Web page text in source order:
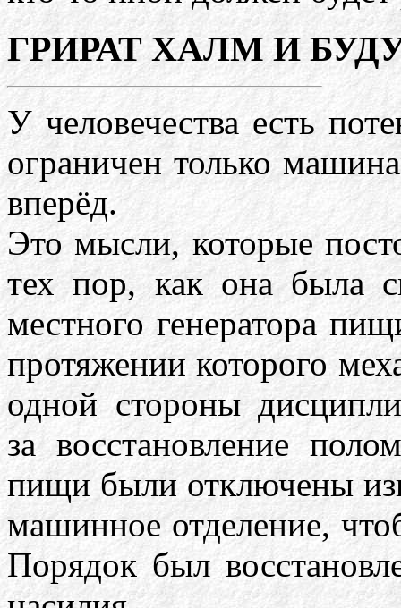
ГРИРАТ ХАЛМ И
У человечества есть
ограничен только
вперёд.
Это мысли, которые
тех пор, как она была
местного генератора
протяжении которого
одной стороны
за восстановление
пищи были отключены
машинное отделение,
Порядок был